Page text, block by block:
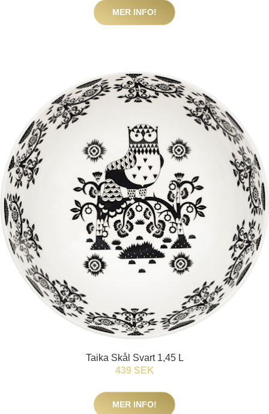
MER INFO!
Taika Skål Svart 1,45 L
439 SEK
MER INFO!